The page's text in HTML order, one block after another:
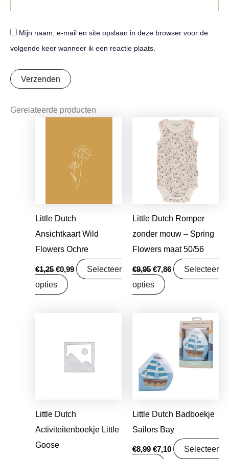
Mijn naam, e-mail en site opslaan in deze browser voor de
volgende keer wanneer ik een reactie plaats.
Gerelateerde producten
Little Dutch
Ansichtkaart Wild
Flowers Ochre
€1,25
€1,25.
€0,99
€0,99.
Selecteer
opties
Little Dutch Romper
zonder mouw – Spring
Flowers maat 50/56
€9,95
Oorspronkelijke
prijs
was:
€9,95.
€7,86
Huidige
prijs
is:
€7,86.
Selecteer
opties
Little Dutch
Activiteitenboekje Little
Goose
€16,99.€13,42.
Little Dutch Badboekje
Sailors Bay
€8,99
Oorspronkelijke
€7,10
Huidige
prijs
€7,10.
Selecteer